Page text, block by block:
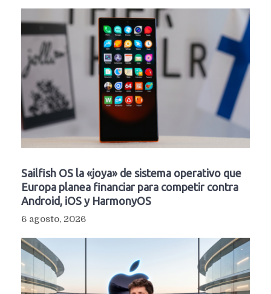
Sailfish OS la «joya» de sistema operativo que
Europa planea financiar para competir contra
Android, iOS y HarmonyOS
6 agosto, 2026